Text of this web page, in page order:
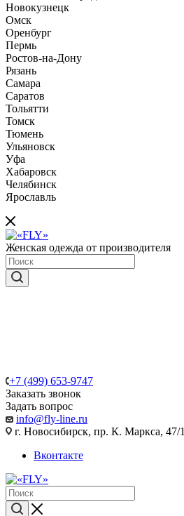
Новокузнецк
Омск
Оренбург
Пермь
Ростов-на-Дону
Рязань
Самара
Саратов
Тольятти
Томск
Тюмень
Ульяновск
Уфа
Хабаровск
Челябинск
Ярославль
Женская одежда от производителя
+7 (499) 653-9747
Заказать звонок
Задать вопрос
info@fly-line.ru
г. Новосибирск, пр. К. Маркса, 47/1
Вконтакте